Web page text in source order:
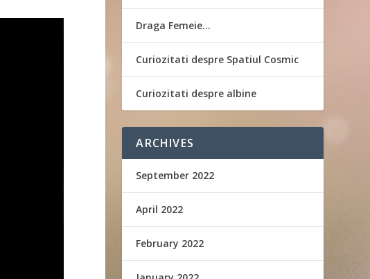
Draga Femeie…
Curiozitati despre Spatiul Cosmic
Curiozitati despre albine
ARCHIVES
September 2022
April 2022
February 2022